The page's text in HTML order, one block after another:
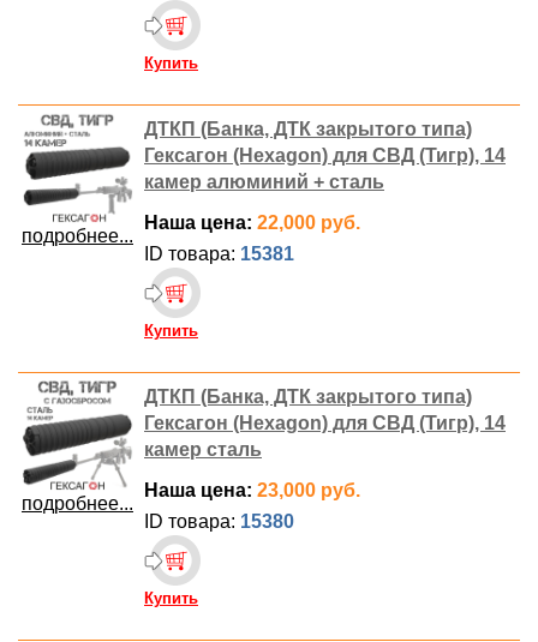
Купить
подробнее...
ДТКП (Банка, ДТК закрытого типа)
Гексагон (Hexagon) для СВД (Тигр), 14
камер алюминий + сталь
Наша цена: 22,000 руб.
ID товара: 15381
Купить
подробнее...
ДТКП (Банка, ДТК закрытого типа)
Гексагон (Hexagon) для СВД (Тигр), 14
камер сталь
Наша цена: 23,000 руб.
ID товара: 15380
Купить